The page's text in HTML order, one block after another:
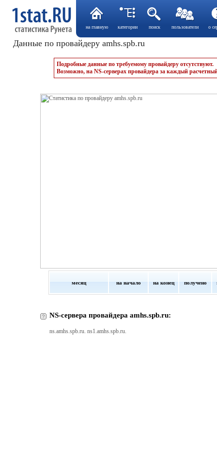
на главную категории поиск пользователи о
Данные по провайдеру amhs.spb.ru
Подробные данные по требуемому провайдеру отсутствуют.
Возможно, на NS-серверах провайдера за каждый
месяц на начало на конец получено
NS-сервера провайдера amhs.spb.ru:
ns.amhs.spb.ru. ns1.amhs.spb.ru.